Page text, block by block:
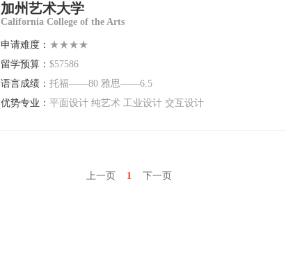
加州艺术大学
California College of the Arts
申请难度： ★★★★
留学预算： $57586
语言成绩： 托福——80 雅思——6.5
优势专业： 平面设计 纯艺术 工业设计 交互设计
上一页 1 下一页